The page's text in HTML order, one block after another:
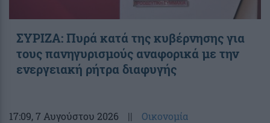
ΣΥΡΙΖΑ: Πυρά κατά της κυβέρνησης για
τους πανηγυρισμούς αναφορικά με την
ενεργειακή ρήτρα διαφυγής
17:09, 7 Αυγούστου 2026 || Οικονομία